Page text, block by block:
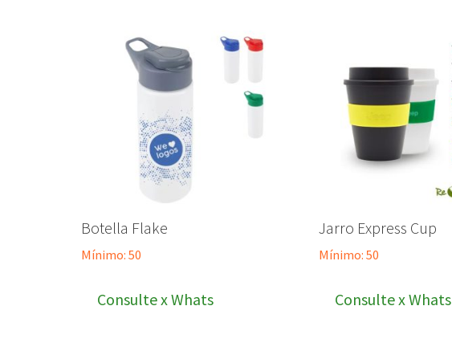
Botella Flake
Mínimo: 50
Consulte x Whats
Jarro Express Cup
Mínimo: 50
Consulte x Whats